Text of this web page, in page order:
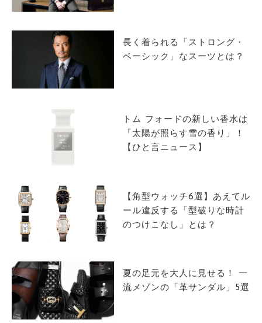
長く着られる「ストロング・
ベーシック」なスーツとは？
トム フォードの新しい香水は
「太陽が照らす雪の香り」！
【ひと言ニュース】
【角型ウォッチ6選】あえてル
ール違反する「型破りな時計
のつけこなし」とは？
夏の足元を大人に見せる！ 一
流メゾンの「革サンダル」5選